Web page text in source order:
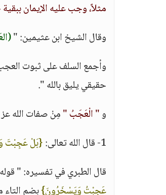
مثلاً، وجب عليه الإيمان
وقال الشيخ ابن عثيمين: "
وأجمع السلف على ثبوت
حقيقي يليق بالله ".
و" الْعَجَبُ "مِنْ صفات الله عز
1- قال الله تعالى:
{بَلْ عَجِبْتَ
قال الطبري في تفسيره: "
عَجِبْتُ وَيَسْخَرُونَ}بضم التاء